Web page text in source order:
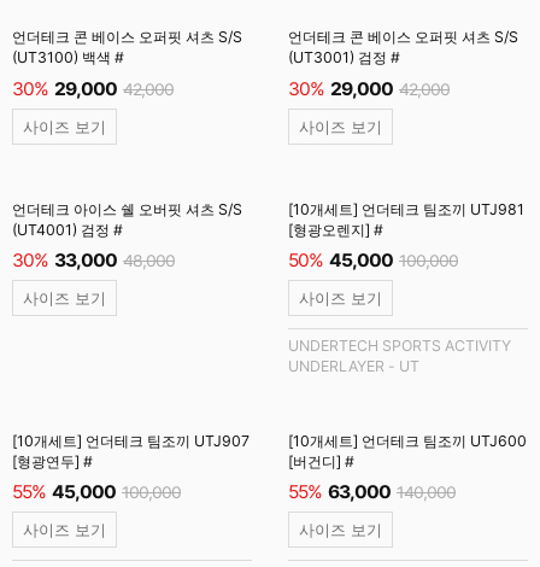
언더테크 콘 베이스 오퍼핏 셔츠 S/S
(UT3100) 백색 #
30% 29,000 42,000
사이즈 보기
언더테크 콘 베이스 오퍼핏 셔츠 S/S
(UT3001) 검정 #
30% 29,000 42,000
사이즈 보기
언더테크 아이스 쉘 오버핏 셔츠 S/S
(UT4001) 검정 #
30% 33,000 48,000
사이즈 보기
[10개세트] 언더테크 팀조끼 UTJ981
[형광오렌지] #
50% 45,000 100,000
사이즈 보기
UNDERTECH SPORTS ACTIVITY
UNDERLAYER - UT
[10개세트] 언더테크 팀조끼 UTJ907
[형광연두] #
55% 45,000 100,000
사이즈 보기
[10개세트] 언더테크 팀조끼 UTJ600
[버건디] #
55% 63,000 140,000
사이즈 보기